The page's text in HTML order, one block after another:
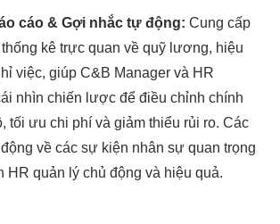
cáo & Gợi nhắc tự động: Cung cấp
kê trực quan về quỹ lương, hiệu
việc, giúp C&B Manager và HR
nhìn chiến lược để điều chỉnh chính
tối ưu chi phí và giảm thiểu rủi ro. Các
về các sự kiện nhân sự quan trọng
HR quản lý chủ động và hiệu quả.